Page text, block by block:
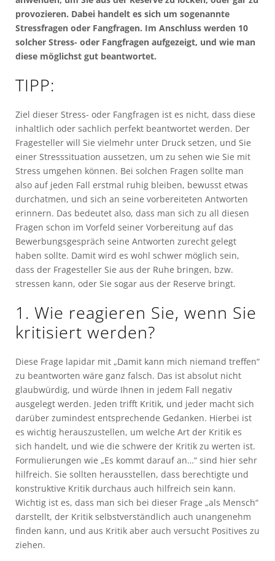
provozieren. Dabei handelt es sich um sogenannte
Stressfragen oder Fangfragen. Im Anschluss werden 10
solcher Stress- oder Fangfragen aufgezeigt, und wie man
diese möglichst gut beantwortet.
TIPP:
Ziel dieser Stress- oder Fangfragen ist es nicht, dass diese
inhaltlich oder sachlich perfekt beantwortet werden. Der
Fragesteller will Sie vielmehr unter Druck setzen, und Sie
einer Stresssituation aussetzen, um zu sehen wie Sie mit
Stress umgehen können. Bei solchen Fragen sollte man
also auf jeden Fall erstmal ruhig bleiben, bewusst etwas
durchatmen, und sich an seine vorbereiteten Antworten
erinnern. Das bedeutet also, dass man sich zu all diesen
Fragen schon im Vorfeld seiner Vorbereitung auf das
Bewerbungsgespräch seine Antworten zurecht gelegt
haben sollte. Damit wird es wohl schwer möglich sein,
dass der Fragesteller Sie aus der Ruhe bringen, bzw.
stressen kann, oder Sie sogar aus der Reserve bringt.
1. Wie reagieren Sie, wenn Sie
kritisiert werden?
Diese Frage lapidar mit „Damit kann mich niemand treffen“
zu beantworten wäre ganz falsch. Das ist absolut nicht
glaubwürdig, und würde Ihnen in jedem Fall negativ
ausgelegt werden. Jeden trifft Kritik, und jeder macht sich
darüber zumindest entsprechende Gedanken. Hierbei ist
es wichtig herauszustellen, um welche Art der Kritik es
sich handelt, und wie die schwere der Kritik zu werten ist.
Formulierungen wie „Es kommt darauf an…“ sind hier sehr
hilfreich. Sie sollten herausstellen, dass berechtigte und
konstruktive Kritik durchaus auch hilfreich sein kann.
Wichtig ist es, dass man sich bei dieser Frage „als Mensch“
darstellt, der Kritik selbstverständlich auch unangenehm
finden kann, und aus Kritik aber auch versucht Positives zu
ziehen.